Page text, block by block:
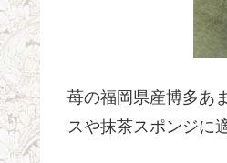
苺の福岡県産博多あ
スや抹茶スポンジに